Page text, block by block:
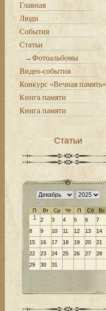
Главная
Люди
События
Статьи
→Фотоальбомы
Видео-события
Конкурс «Вечная память»
Книга памяти
Книга памяти
Статьи
П Вт Ср Чт П Сб Вс
1 2 3 4 5 6
7
8
9 10 11 12 13
14
15
16 17 18 19 20
21
22
23 24 25 26 27
28
29
30 31